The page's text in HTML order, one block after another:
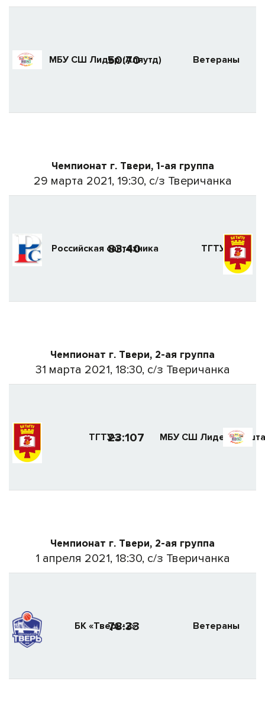
МБУ СШ Лидер (Аляутд)
50:70 Ветераны
Чемпионат г. Твери, 1-ая группа
29 марта 2021, 19:30, с/з Тверичанка
Российская сантехника
83:40 ТГТУ-1
Чемпионат г. Твери, 2-ая группа
31 марта 2021, 18:30, с/з Тверичанка
ТГТУ-323:107 МБУ СШ Лидер
Чемпионат г. Твери, 2-ая группа
1 апреля 2021, 18:30, с/з Тверичанка
БК «Тверь-2»
78:33 Ветераны